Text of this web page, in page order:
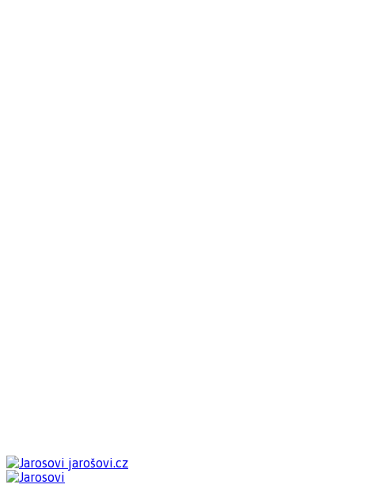
jarošovi.cz